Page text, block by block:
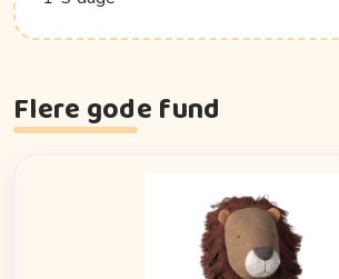
Flere gode fund